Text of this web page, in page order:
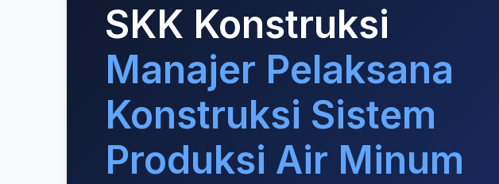
SKK Konstruksi
Manajer Pelaksana
Konstruksi Sistem
Produksi Air Minum